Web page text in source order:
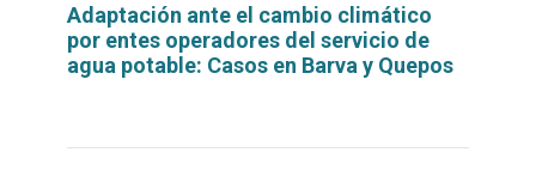
Adaptación ante el cambio climático
por entes operadores del servicio de
agua potable: Casos en Barva y Quepos